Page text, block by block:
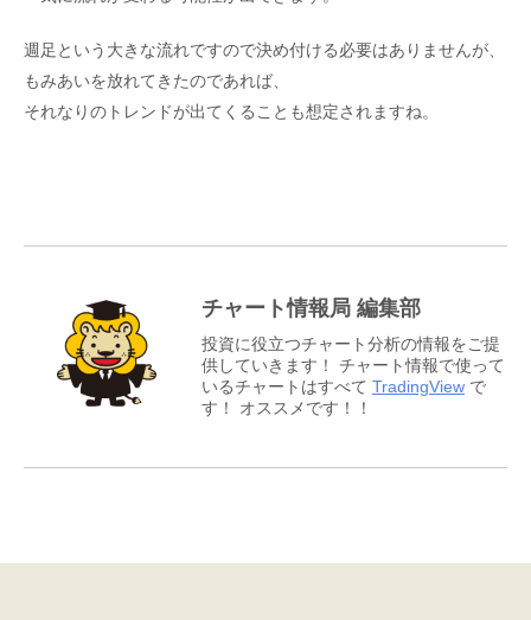
週足という大きな流れですので決め付ける必要はありませんが、
もみあいを放れてきたのであれば、
それなりのトレンドが出てくることも想定されますね。
チャート情報局 編集部
投資に役立つチャート分析の情報をご提
供していきます！ チャート情報で使って
いるチャートはすべて TradingView で
す！ オススメです！！